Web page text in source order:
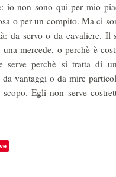
io non sono qui per mio
o per un compito. Ma ci
da servo o da cavaliere. Il
mercede, o perchè è
serve perchè si tratta di
da vantaggi o da mire
Egli non serve